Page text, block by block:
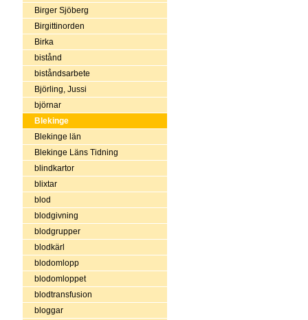
Birger Sjöberg
Birgittinorden
Birka
bistånd
biståndsarbete
Björling, Jussi
björnar
Blekinge
Blekinge län
Blekinge Läns Tidning
blindkartor
blixtar
blod
blodgivning
blodgrupper
blodkärl
blodomlopp
blodomloppet
blodtransfusion
bloggar